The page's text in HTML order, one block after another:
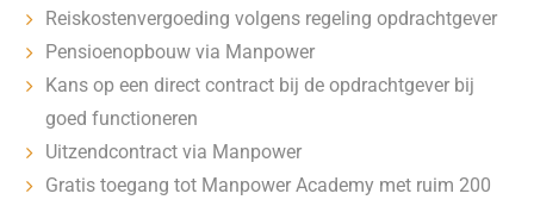
Reiskostenvergoeding volgens regeling opdrachtgever
Pensioenopbouw via Manpower
Kans op een direct contract bij de opdrachtgever bij
goed functioneren
Uitzendcontract via Manpower
Gratis toegang tot Manpower Academy met ruim 200